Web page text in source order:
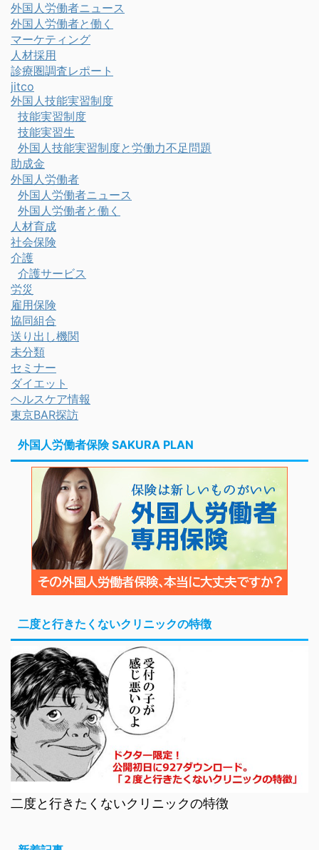
外国人労働者ニュース
外国人労働者と働く
マーケティング
人材採用
診療圏調査レポート
jitco
外国人技能実習制度
技能実習制度
技能実習生
外国人技能実習制度と労働力不足問題
助成金
外国人労働者
外国人労働者ニュース
外国人労働者と働く
人材育成
社会保険
介護
介護サービス
労災
雇用保険
協同組合
送り出し機関
未分類
セミナー
ダイエット
ヘルスケア情報
東京BAR探訪
外国人労働者保険 SAKURA PLAN
二度と行きたくないクリニックの特徴
二度と行きたくないクリニックの特徴